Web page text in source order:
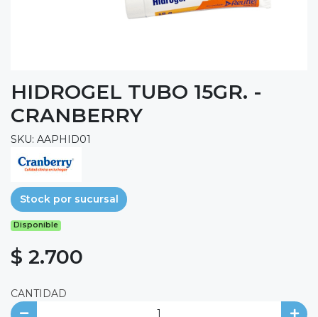
HIDROGEL TUBO 15GR. -
CRANBERRY
SKU: AAPHID01
Stock por sucursal
Disponible
$ 2.700
CANTIDAD